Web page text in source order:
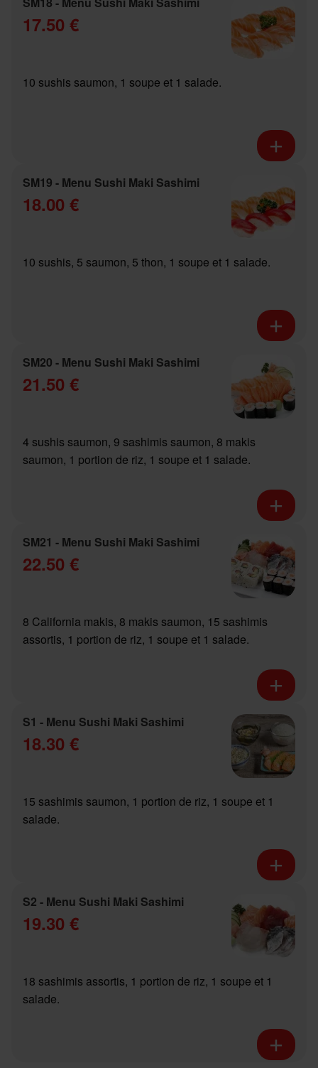
17.50 €
10 sushis saumon, 1 soupe et 1 salade.
SM19 - Menu Sushi Maki Sashimi
18.00 €
10 sushis, 5 saumon, 5 thon, 1 soupe et 1 salade.
SM20 - Menu Sushi Maki Sashimi
21.50 €
4 sushis saumon, 9 sashimis saumon, 8 makis
saumon, 1 portion de riz, 1 soupe et 1 salade.
SM21 - Menu Sushi Maki Sashimi
22.50 €
8 California makis, 8 makis saumon, 15 sashimis
assortis, 1 portion de riz, 1 soupe et 1 salade.
S1 - Menu Sushi Maki Sashimi
18.30 €
15 sashimis saumon, 1 portion de riz, 1 soupe et 1
salade.
S2 - Menu Sushi Maki Sashimi
19.30 €
18 sashimis assortis, 1 portion de riz, 1 soupe et 1
salade.